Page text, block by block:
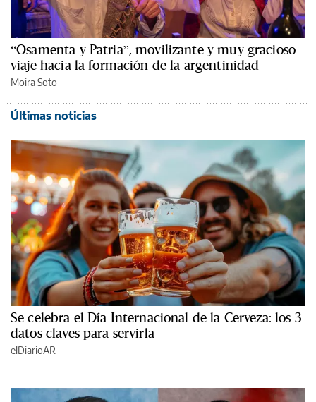
“Osamenta y Patria”, movilizante y muy gracioso
viaje hacia la formación de la argentinidad
Moira Soto
Últimas noticias
Se celebra el Día Internacional de la Cerveza: los 3
datos claves para servirla
elDiarioAR